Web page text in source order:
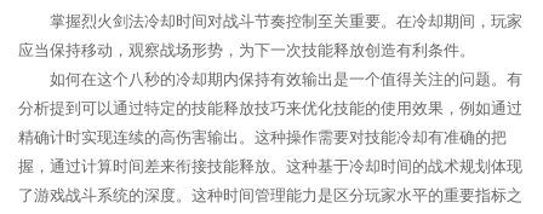
掌握烈火剑法冷却时间对战斗节奏控制至关重要。在冷却期间，玩家
应当保持移动，观察战场形势，为下一次技能释放创造有利条件。
如何在这个八秒的冷却期内保持有效输出是一个值得关注的问题。有
分析提到可以通过特定的技能释放技巧来优化技能的使用效果，例如通过
精确计时实现连续的高伤害输出。这种操作需要对技能冷却有准确的把
握，通过计算时间差来衔接技能释放。这种基于冷却时间的战术规划体现
了游戏战斗系统的深度。这种时间管理能力是区分玩家水平的重要指标之